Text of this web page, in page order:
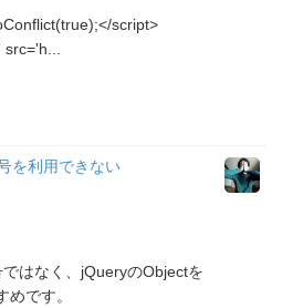
script>
を利用できない
はなく、jQueryのObjectを
です。